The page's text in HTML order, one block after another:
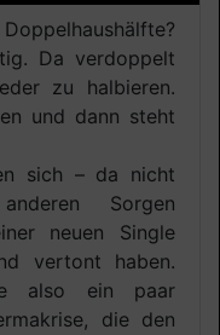
Da verdoppelt
zu halbieren.
und dann steht
sich – da nicht
Sorgen
neuen Single
vertont haben.
also ein paar
die den